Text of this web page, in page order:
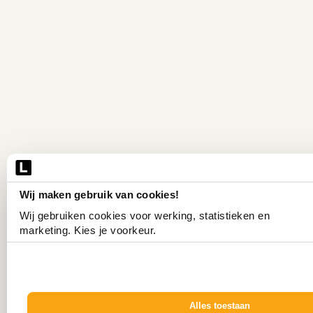
Wij maken gebruik van cookies!
Wij gebruiken cookies voor werking, statistieken en
marketing. Kies je voorkeur.
Alles toestaan